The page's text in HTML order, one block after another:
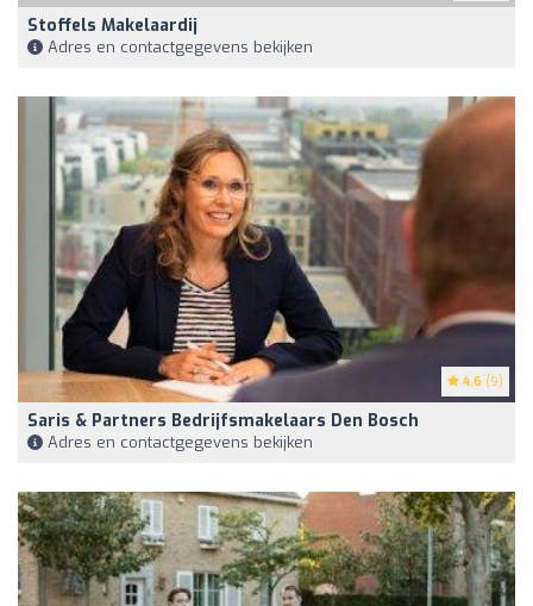
Stoffels Makelaardij
Adres en contactgegevens bekijken
4.6 (9)
Saris & Partners Bedrijfsmakelaars Den Bosch
Adres en contactgegevens bekijken